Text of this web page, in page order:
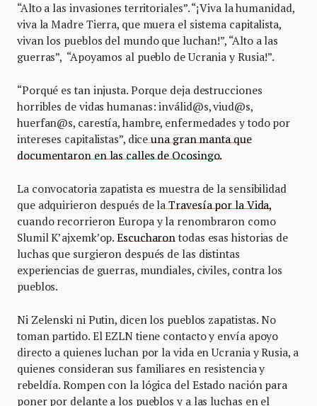
“Alto a las invasiones territoriales”. “¡Viva la humanidad,
viva la Madre Tierra, que muera el sistema capitalista,
vivan los pueblos del mundo que luchan!”, “Alto a las
guerras”, “Apoyamos al pueblo de Ucrania y Rusia!”.
“Porqué es tan injusta. Porque deja destrucciones
horribles de vidas humanas: inválid@s, viud@s,
huerfan@s, carestía, hambre, enfermedades y todo por
intereses capitalistas”, diceuna gran manta que
documentaron en las calles de Ocosingo.
La convocatoria zapatista es muestra de la sensibilidad
que adquirieron después de laTravesía por la Vida,
cuando recorrieron Europa y la renombraron como
Slumil K’ajxemk’op.Escucharontodas esas historias de
luchas que surgieron después de las distintas
experiencias de guerras, mundiales, civiles, contra los
pueblos.
Ni Zelenski ni Putin, dicen los pueblos zapatistas. No
toman partido. El EZLN tiene contacto y envía apoyo
directo a quienes luchan por la vida en Ucrania y Rusia, a
quienes consideran sus familiares en resistencia y
rebeldía. Rompen con la lógica del Estado nación para
poner por delante a los pueblos y a las luchas en el